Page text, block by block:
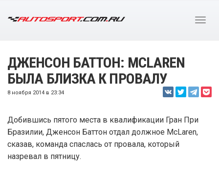
ДЖЕНСОН БАТТОН: MCLAREN
БЫЛА БЛИЗКА К ПРОВАЛУ
8 ноября 2014 в 23:34
Добившись пятого места в квалификации Гран При
Бразилии, Дженсон Баттон отдал должное McLaren,
сказав, команда спаслась от провала, который
назревал в пятницу.